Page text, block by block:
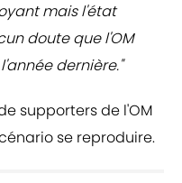
mais l'état
doute que l'OM
dernière."
supporters de l'OM
se reproduire.